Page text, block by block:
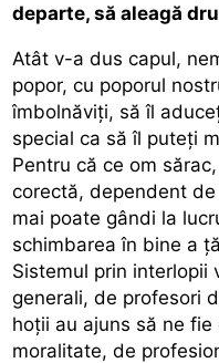
departe, să aleagă
Atât v-a dus capul,
popor, cu poporul
îmbolnăviţi, să îl
special ca să îl puteţi
Pentru că ce om
corectă, dependent
mai poate gândi la
schimbarea în bine a
Sistemul prin interlopii
generali, de profesori
hoţii au ajuns să ne
moralitate, de